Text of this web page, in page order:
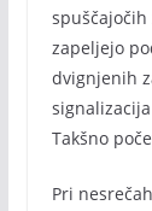
zapeljejo
dvignjenih
Takšno
Pri